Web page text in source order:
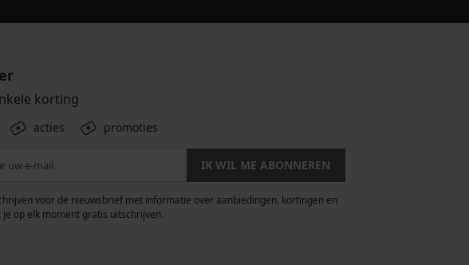
korting
acties promoties
IK WIL ME ABONNEREN
voor de nieuwsbrief met informatie over aanbiedingen, kortingen en
je op elk moment gratis uitschrijven.